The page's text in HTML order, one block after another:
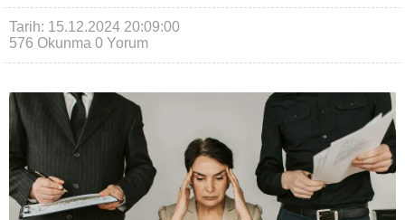
Tarih: 15.12.2024 20:09:00
576 Okunma 0 Yorum